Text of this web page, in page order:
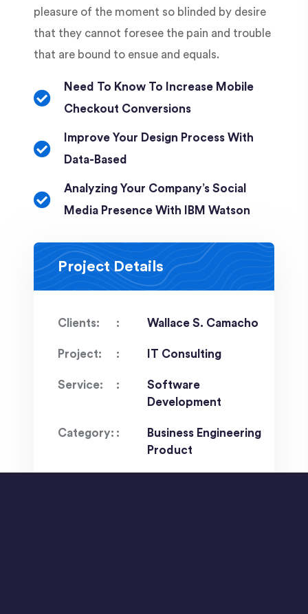
pleasure of the moment so blinded by desire
that they cannot foresee the pain and trouble
that are bound to ensue and equals.
Need To Know To Increase Mobile
Checkout Conversions
Improve Your Design Process With
Data-Based
Analyzing Your Company’s Social
Media Presence With IBM Watson
Project Details
Clients: Wallace S. Camacho
Project: IT Consulting
Service:
Software
Development
Category:
Business Engineering
Product